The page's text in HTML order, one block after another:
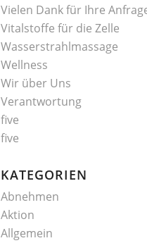
Vielen Dank für Ihre
Vitalstoffe für die Zelle
Wasserstrahlmassage
Wellness
Wir über Uns
Verantwortung
five
five
KATEGORIEN
Abnehmen
Aktion
Allgemein